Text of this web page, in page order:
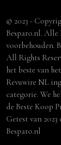
© 2023 -
Besparo.nl. Alle
voorbehouden.
All Rights
het beste van
Revuwire NL
categorie. We
deBeste Koop
Getest van 2023
Besparo.nl